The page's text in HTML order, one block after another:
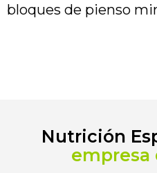
bloques de pienso
Nutrición